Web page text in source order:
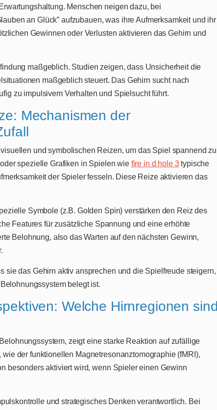
Menschen neigen dazu, bei
an Glück” aufzubauen, was ihre Aufmerksamkeit und ihr
Gewinnen oder Verlusten aktivieren das Gehirn und
maßgeblich. Studien zeigen, dass Unsicherheit die
maßgeblich steuert. Das Gehirn sucht nach
zu impulsivem Verhalten und Spielsucht führt.
Mechanismen der
und symbolischen Reizen, um das Spiel spannend zu
spezielle Grafiken in Spielen wie fire in d hole 3typische
der Spieler fesseln. Diese Reize aktivieren das
Symbole (z.B. Golden Spin) verstärken den Reiz des
Features für zusätzliche Spannung und eine erhöhte
Belohnung, also das Warten auf den nächsten Gewinn,
sie das Gehirn aktiv ansprechen und die Spielfreude steigern,
belegt ist.
Welche Hirnregionen sind
zeigt eine starke Reaktion auf zufällige
der funktionellen Magnetresonanztomographie (fMRI),
besonders aktiviert wird, wenn Spieler einen Gewinn
und strategisches Denken verantwortlich. Bei